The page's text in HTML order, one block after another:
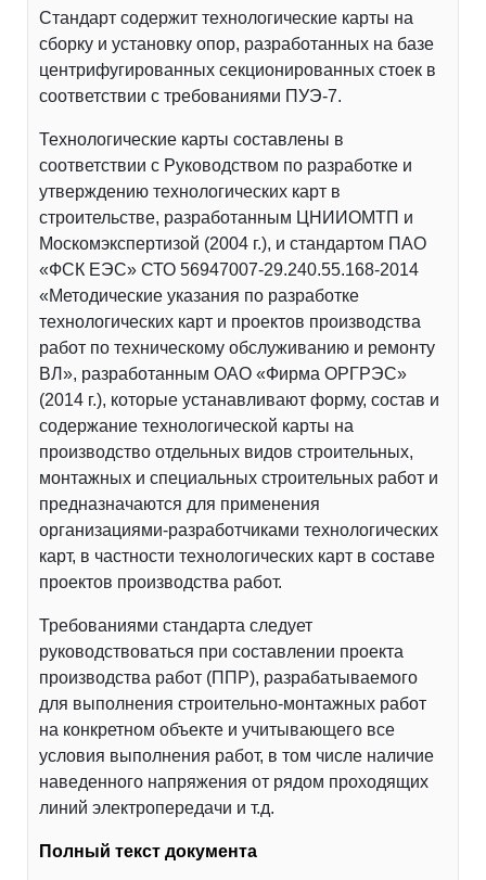
Стандарт содержит технологические карты на
сборку и установку опор, разработанных на базе
центрифугированных секционированных стоек в
соответствии с требованиями ПУЭ-7.
Технологические карты составлены в
соответствии с Руководством по разработке и
утверждению технологических карт в
строительстве, разработанным ЦНИИОМТП и
Москомэкспертизой (2004 г.), и стандартом ПАО
«ФСК ЕЭС» СТО 56947007-29.240.55.168-2014
«Методические указания по разработке
технологических карт и проектов производства
работ по техническому обслуживанию и ремонту
ВЛ», разработанным ОАО «Фирма ОРГРЭС»
(2014 г.), которые устанавливают форму, состав и
содержание технологической карты на
производство отдельных видов строительных,
монтажных и специальных строительных работ и
предназначаются для применения
организациями-разработчиками технологических
карт, в частности технологических карт в составе
проектов производства работ.
Требованиями стандарта следует
руководствоваться при составлении проекта
производства работ (ППР), разрабатываемого
для выполнения строительно-монтажных работ
на конкретном объекте и учитывающего все
условия выполнения работ, в том числе наличие
наведенного напряжения от рядом проходящих
линий электропередачи и т.д.
Полный текст документа